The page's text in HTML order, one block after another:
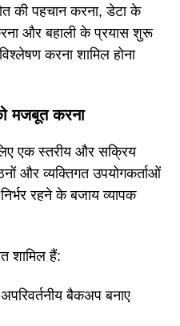
की पहचान करना, डेटा के
और बहाली के प्रयास शुरू
करना शामिल होना
मजबूत करना
एक स्तरीय और सक्रिय
और व्यक्तिगत उपयोगकर्ताओं
रहने के बजाय व्यापक
शामिल हैं:
बैकअप बनाए